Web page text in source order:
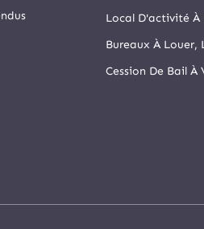
Local D'activité À
Bureaux À Louer,
Cession De Bail À